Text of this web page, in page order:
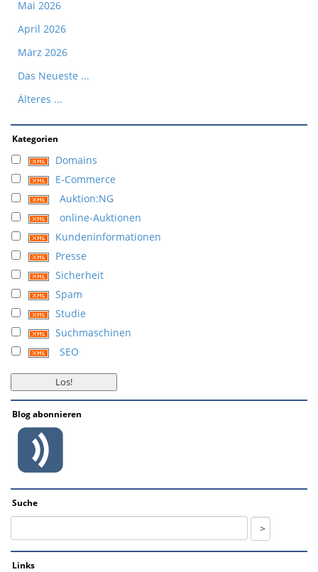
Mai 2026
April 2026
März 2026
Das Neueste ...
Älteres ...
Kategorien
Domains
E-Commerce
Auktion:NG
online-Auktionen
Kundeninformationen
Presse
Sicherheit
Spam
Studie
Suchmaschinen
SEO
Blog abonnieren
Suche
Links